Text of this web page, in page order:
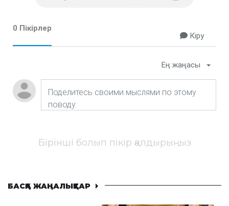
0 Пікірлер
Кіру
Ең жаңасы
Бірінші болып пікір қалдырыңыз
БАСҚА ЖАҢАЛЫҚТАР